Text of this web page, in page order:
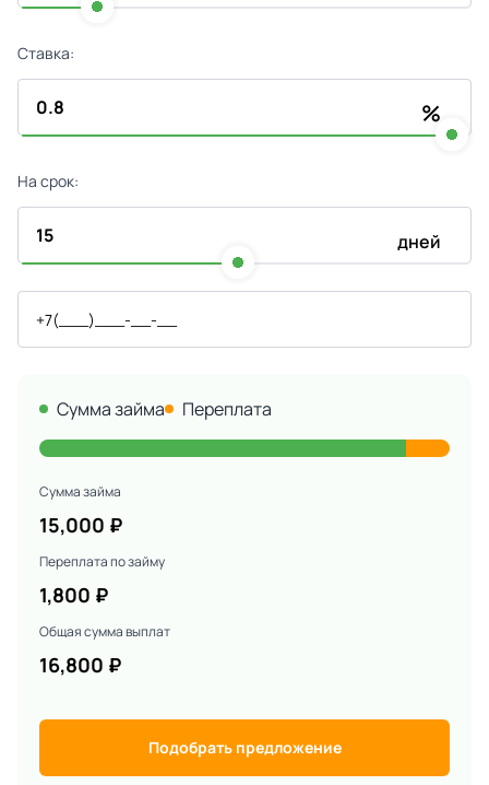
Ставка:
%
На срок:
дней
Сумма займа Переплата
Сумма займа
15,000 ₽
Переплата по займу
1,800 ₽
Общая сумма выплат
16,800 ₽
Подобрать предложение